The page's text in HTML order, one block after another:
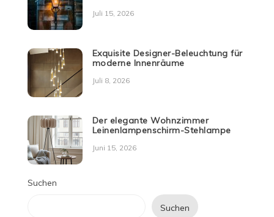
Juli 15, 2026
Exquisite Designer-Beleuchtung für
moderne Innenräume
Juli 8, 2026
Der elegante Wohnzimmer
Leinenlampenschirm-Stehlampe
Juni 15, 2026
Suchen
Suchen